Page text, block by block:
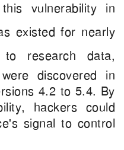
vulnerability in
existed for nearly
to research data,
discovered in
4.2 to 5.4. By
hackers could
signal to control